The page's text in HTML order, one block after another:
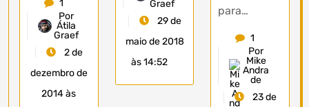
1
Por
Átila
Graef
2 de
dezembro de
2014 às
Graef
29 de
maio de 2018
às 14:52
para…
1
Por
Mike
Andra
de
23 de